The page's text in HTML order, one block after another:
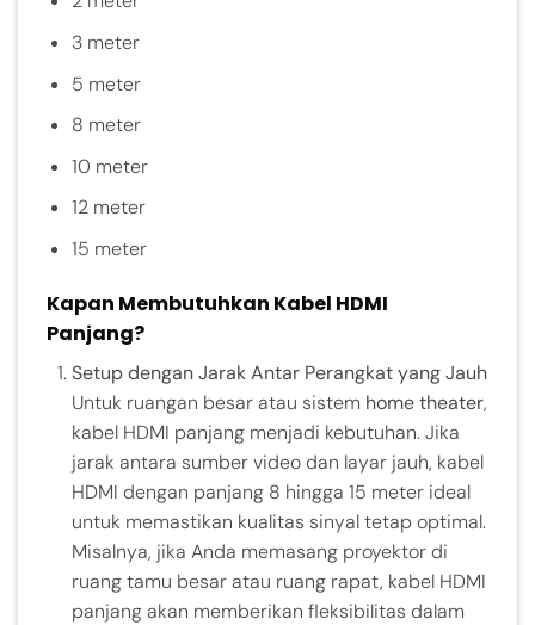
3 meter
5 meter
8 meter
10 meter
12 meter
15 meter
Kapan Membutuhkan Kabel HDMI
Panjang?
Setup dengan Jarak Antar Perangkat yang Jauh
Untuk ruangan besar atau sistem home theater,
kabel HDMI panjang menjadi kebutuhan. Jika
jarak antara sumber video dan layar jauh, kabel
HDMI dengan panjang 8 hingga 15 meter ideal
untuk memastikan kualitas sinyal tetap optimal.
Misalnya, jika Anda memasang proyektor di
ruang tamu besar atau ruang rapat, kabel HDMI
panjang akan memberikan fleksibilitas dalam